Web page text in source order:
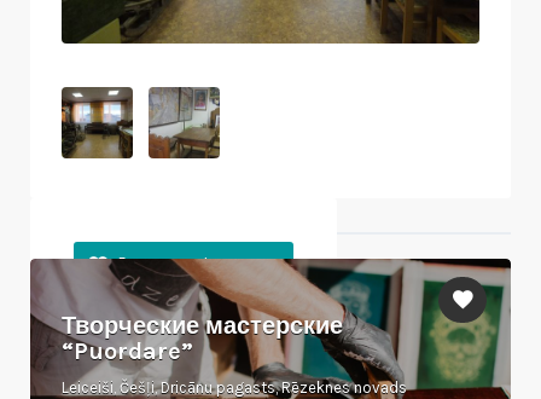
Творческие мастерские
“Puordare”
Leiceiši, Češļi, Dricānu pagasts, Rēzeknes novads